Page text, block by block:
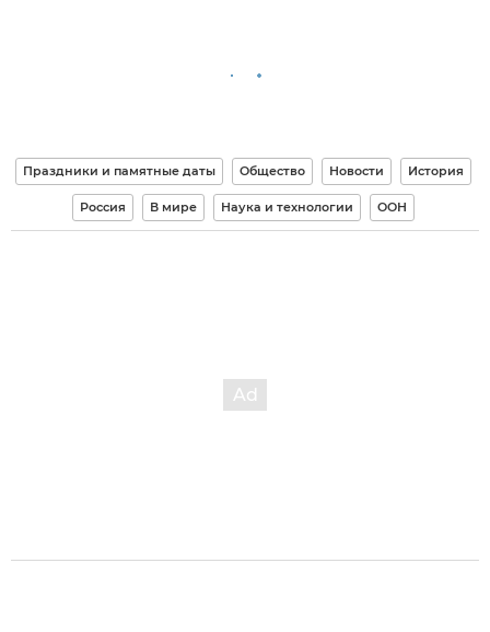
Праздники и памятные даты Общество Новости История
Россия В мире Наука и технологии ООН